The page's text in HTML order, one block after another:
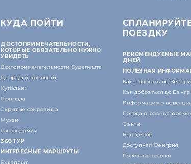
КУДА ПОЙТИ
ДОСТОПРИМЕЧАТЕЛЬНОСТИ,
КОТОРЫЕ ОБЯЗАТЕЛЬНО НУЖНО
УВИДЕТЬ
Достопримечательности Будапешта
Дворцы и крепости
Купальни
Природа
Скрытые сокровища
Музеи
Гастрономия
360 ТУР
ИНТЕРЕСНЫЕ МАРШРУТЫ
Будапешт
ПОЕЗДКУ
РЕКОМЕНДУЕМЫЕ
ДНЕЙ
ПОЛЕЗНАЯ
Как проехать по
Как добраться до
Информация о
Погода в разные
Факты
Население
Доступная Венгрия
Полезные ссылки